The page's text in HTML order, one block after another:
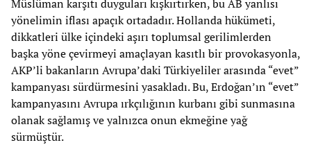
Müslüman karşıtı duyguları kışkırtırken, bu AB yanlısı
yönelimin iflası apaçık ortadadır. Hollanda hükümeti,
dikkatleri ülke içindeki aşırı toplumsal gerilimlerden
başka yöne çevirmeyi amaçlayan kasıtlı bir provokasyonla,
AKP’li bakanların Avrupa’daki Türkiyeliler arasında “evet”
kampanyası sürdürmesini yasakladı. Bu, Erdoğan’ın “evet”
kampanyasını Avrupa ırkçılığının kurbanı gibi sunmasına
olanak sağlamış ve yalnızca onun ekmeğine yağ
sürmüştür.